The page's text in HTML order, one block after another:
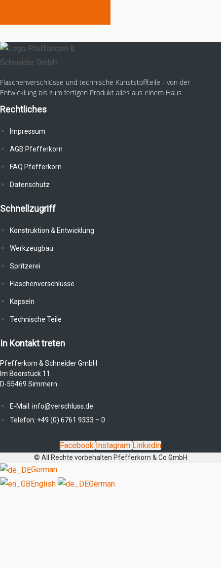
Flaschenverschlüsse und technische Kunststoffteile - von der
Entwicklung bis zum fertigen Produkt alles aus einem Haus.
Rechtliches
Impressum
AGB Pfefferkorn
FAQ Pfefferkorn
Datenschutz
Schnellzugriff
Konstruktion & Entwicklung
Werkzeugbau
Spritzerei
Flaschenverschlüsse
Kapseln
Technische Teile
In Kontakt treten
Pfefferkorn & Schneider GmbH
Im Boorstück 11
D-55469 Simmern
E-Mail: info@verschluss.de
Telefon: +49 (0) 6761 9333 – 0
Facebook Instagram Linkedin
© All Rechte vorbehalten Pfefferkorn & Co GmbH
German
English
German